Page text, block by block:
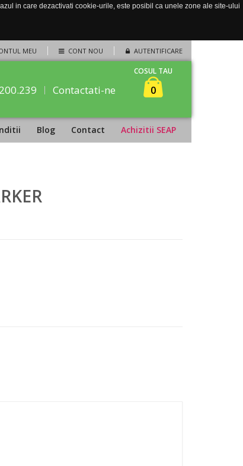
in care dezactivati cookie-urile, este posibil ca unele zone ale site-ului
MEU CONT NOU AUTENTIFICARE
Contactati-ne
COSUL TAU
0
Blog Contact Achizitii SEAP